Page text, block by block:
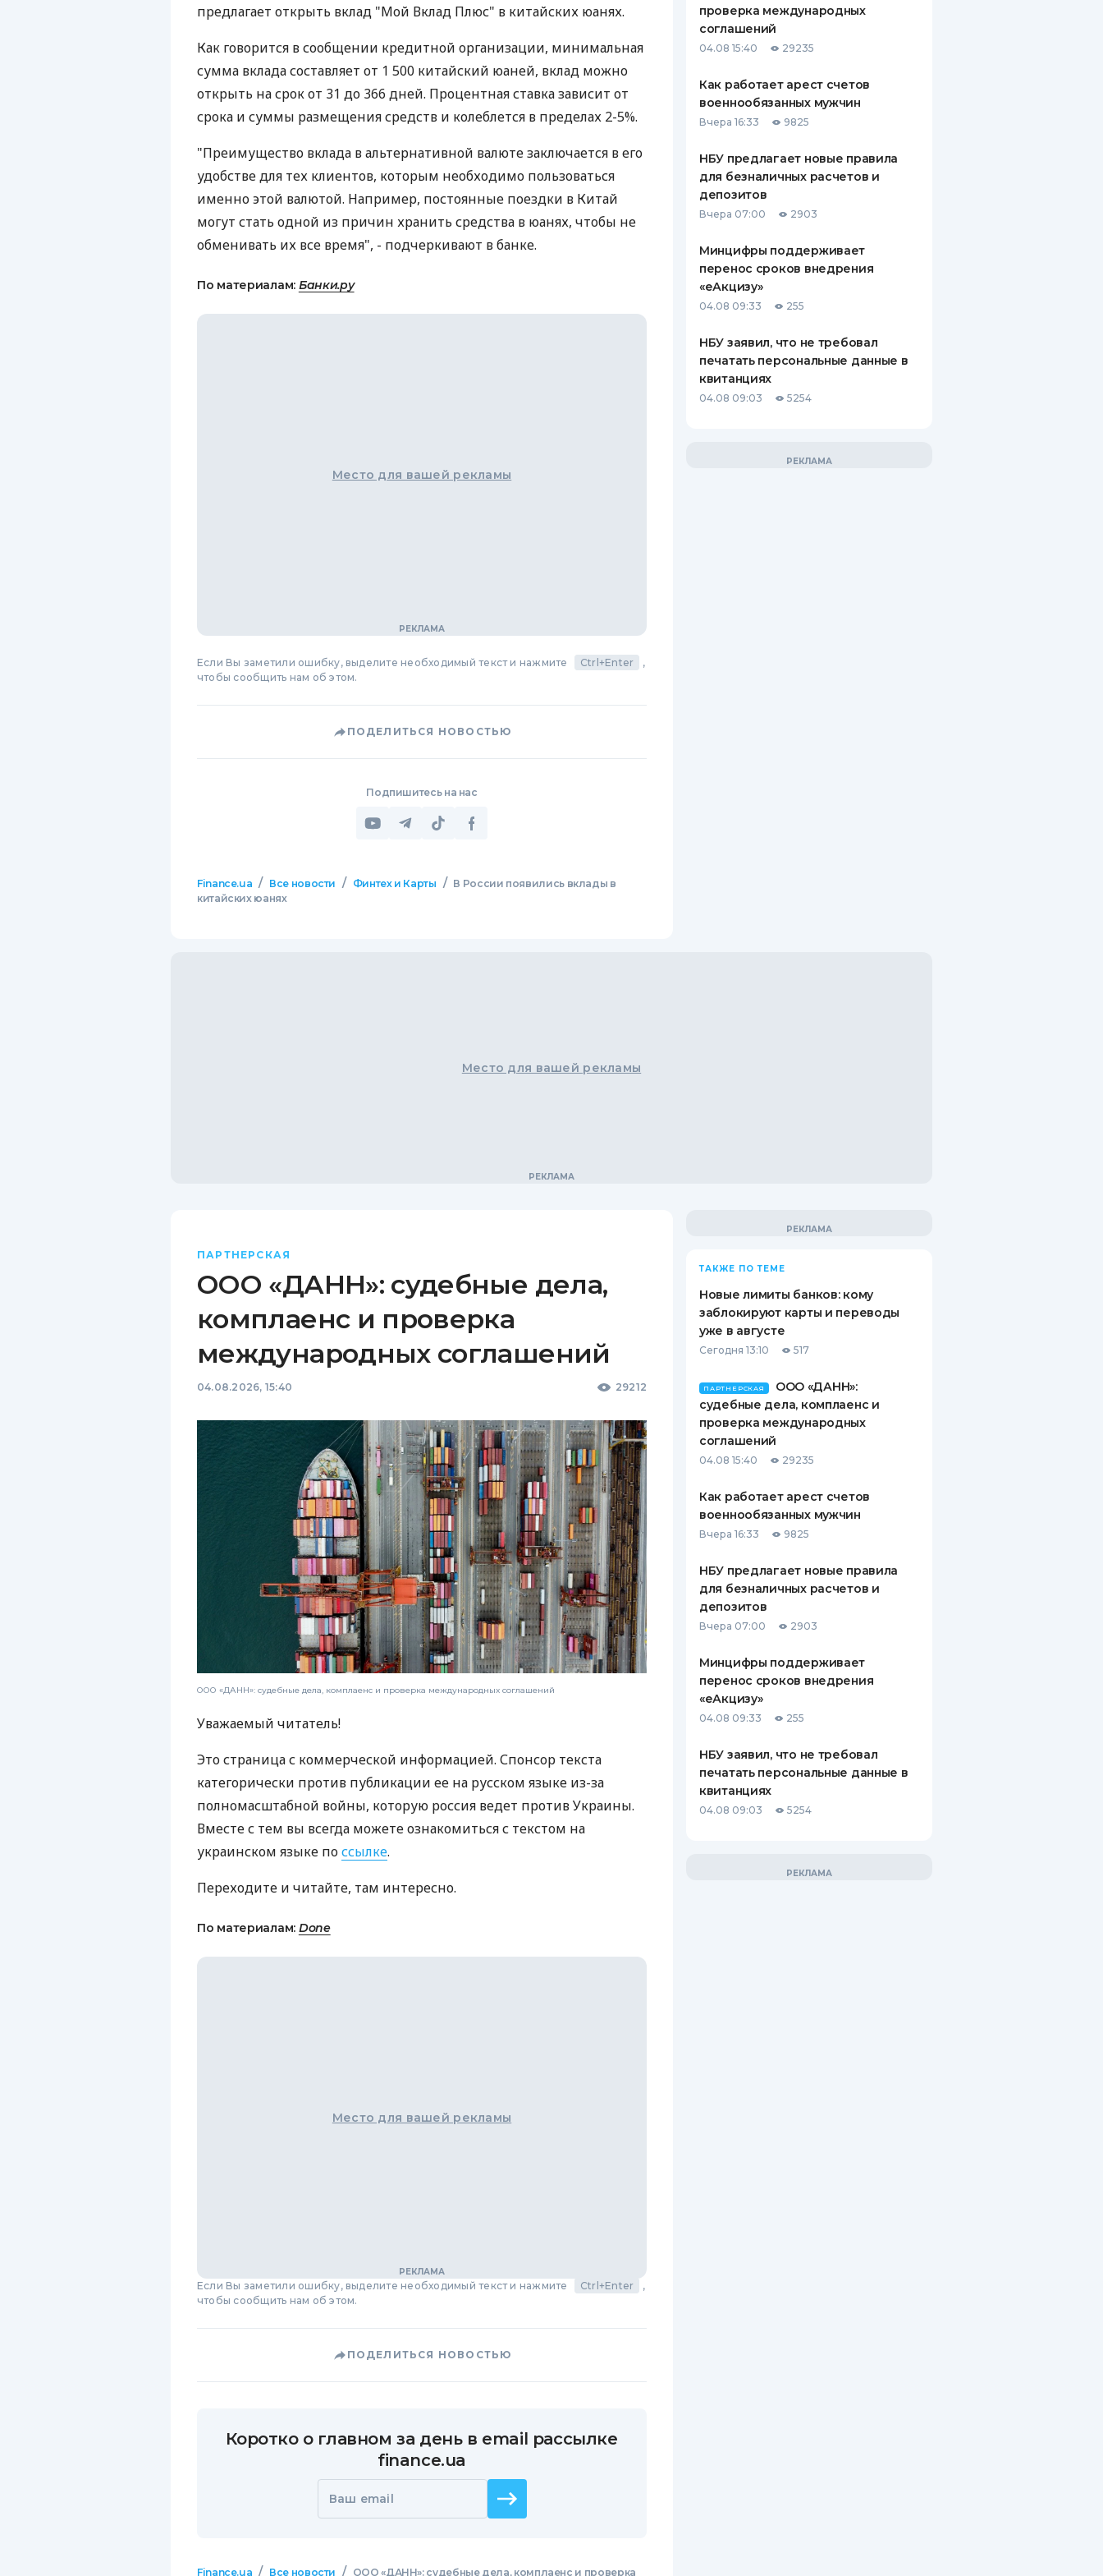
ПУТЕВОДИТЕЛИ ПО
БАНКОВСКИМ КАРТАМ
ПУТЕВОДИТЕЛИ ПО
СТРАХОВЫЕ КОМПАНИИ
КОМПАНИЯХ
КОНТАКТЫ
предлагает открыть вклад "Мой Вклад Плюс" в китайских юанях.
Как говорится в сообщении кредитной организации, минимальная
сумма вклада составляет от 1 500 китайский юаней, вклад можно
открыть на срок от 31 до 366 дней. Процентная ставка зависит от
срока и суммы размещения средств и колеблется в пределах 2-5%.
"Преимущество вклада в альтернативной валюте заключается в его
удобстве для тех клиентов, которым необходимо пользоваться
именно этой валютой. Например, постоянные поездки в Китай
могут стать одной из причин хранить средства в юанях, чтобы не
обменивать их все время", - подчеркивают в банке.
По материалам: Банки.ру
Место для вашей рекламы
Если Вы заметили ошибку, выделите необходимый текст и нажмите Ctrl+Enter
,
чтобы сообщить нам об этом.
ПОДЕЛИТЬСЯ НОВОСТЬЮ
Подпишитесь на нас
Finance.ua / Все новости / Финтех и Карты / В России появились вклады в
китайских юанях
проверка международных
соглашений
04.08 15:40 29235
Как работает арест счетов
военнообязанных мужчин
Вчера 16:33 9825
НБУ предлагает новые правила
для безналичных расчетов и
депозитов
Вчера 07:00 2903
Минцифры поддерживает
перенос сроков внедрения
«еАкцизу»
04.08 09:33 255
НБУ заявил, что не требовал
печатать персональные данные в
квитанциях
04.08 09:03 5254
Место для вашей рекламы
ПАРТНЕРСКАЯ
ООО «ДАНН»: судебные дела,
комплаенс и проверка
международных соглашений
04.08.2026, 15:40 29212
ООО «ДАНН»: судебные дела, комплаенс и проверка международных соглашений
Уважаемый читатель!
Это страница с коммерческой информацией. Спонсор текста
категорически против публикации ее на русском языке из-за
полномасштабной войны, которую россия ведет против Украины.
Вместе с тем вы всегда можете ознакомиться с текстом на
украинском языке поссылке.
Переходите и читайте, там интересно.
По материалам: Done
Место для вашей рекламы
Если Вы заметили ошибку, выделите необходимый текст и нажмите Ctrl+Enter
,
чтобы сообщить нам об этом.
ПОДЕЛИТЬСЯ НОВОСТЬЮ
Коротко о главном за день в email рассылке
finance.ua
Ваш email
Finance.ua / Все новости / ООО «ДАНН»: судебные дела, комплаенс и проверка
ТАКЖЕ ПО ТЕМЕ
Новые лимиты банков: кому
заблокируют карты и переводы
уже в августе
Сегодня 13:10 517
ПАРТНЕРСКАЯ
ООО «ДАНН»:
судебные дела, комплаенс и
проверка международных
соглашений
04.08 15:40 29235
Как работает арест счетов
военнообязанных мужчин
Вчера 16:33 9825
НБУ предлагает новые правила
для безналичных расчетов и
депозитов
Вчера 07:00 2903
Минцифры поддерживает
перенос сроков внедрения
«еАкцизу»
04.08 09:33 255
НБУ заявил, что не требовал
печатать персональные данные в
квитанциях
04.08 09:03 5254